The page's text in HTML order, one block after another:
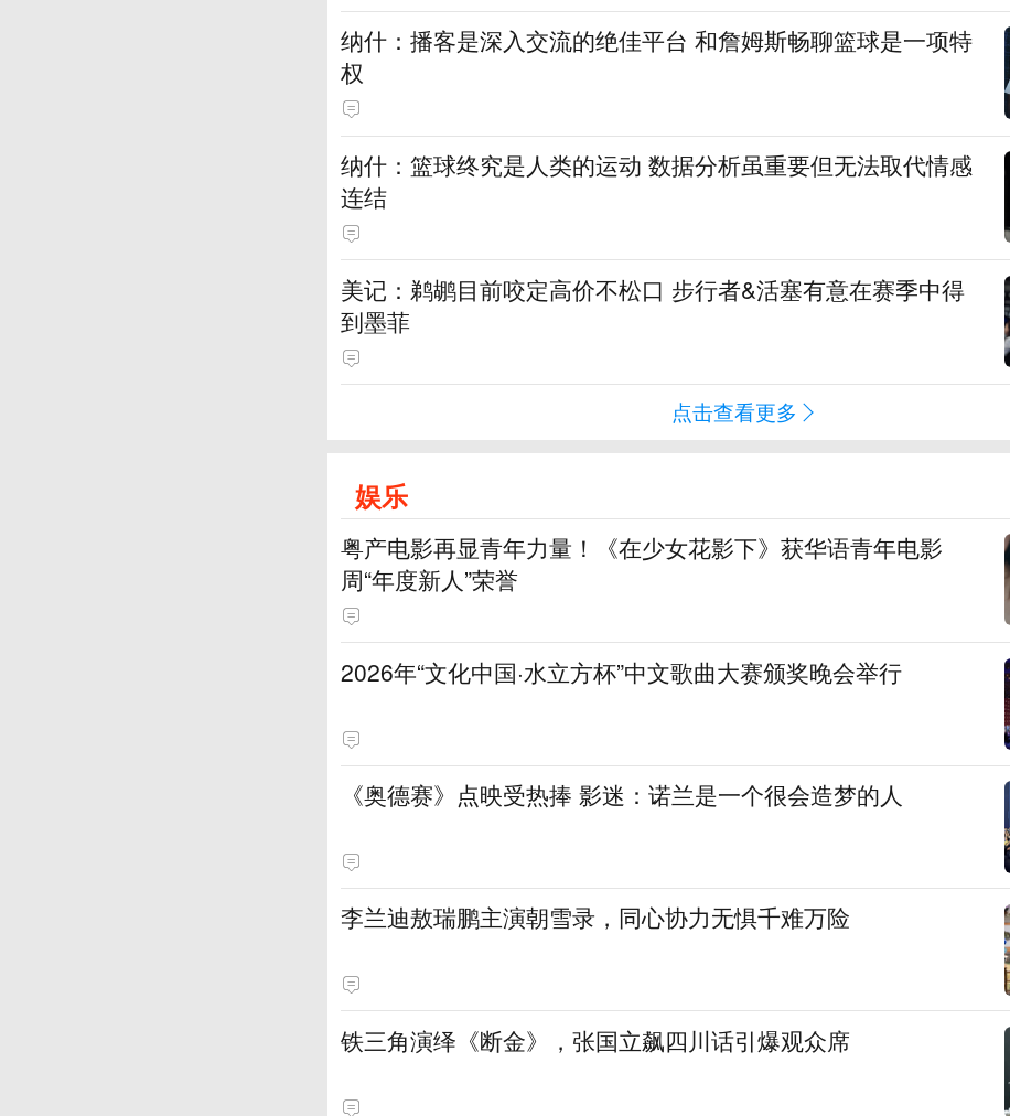
纳什：播客是深入交流的绝佳平台 和詹姆斯畅聊篮球是一项特
权
纳什：篮球终究是人类的运动 数据分析虽重要但无法取代情感
连结
美记：鹈鹕目前咬定高价不松口 步行者&活塞有意在赛季中得
到墨菲
点击查看更多
娱乐
粤产电影再显青年力量！《在少女花影下》获华语青年电影
周“年度新人”荣誉
2026年“文化中国·水立方杯”中文歌曲大赛颁奖晚会举行
《奥德赛》点映受热捧 影迷：诺兰是一个很会造梦的人
李兰迪敖瑞鹏主演朝雪录，同心协力无惧千难万险
铁三角演绎《断金》，张国立飙四川话引爆观众席